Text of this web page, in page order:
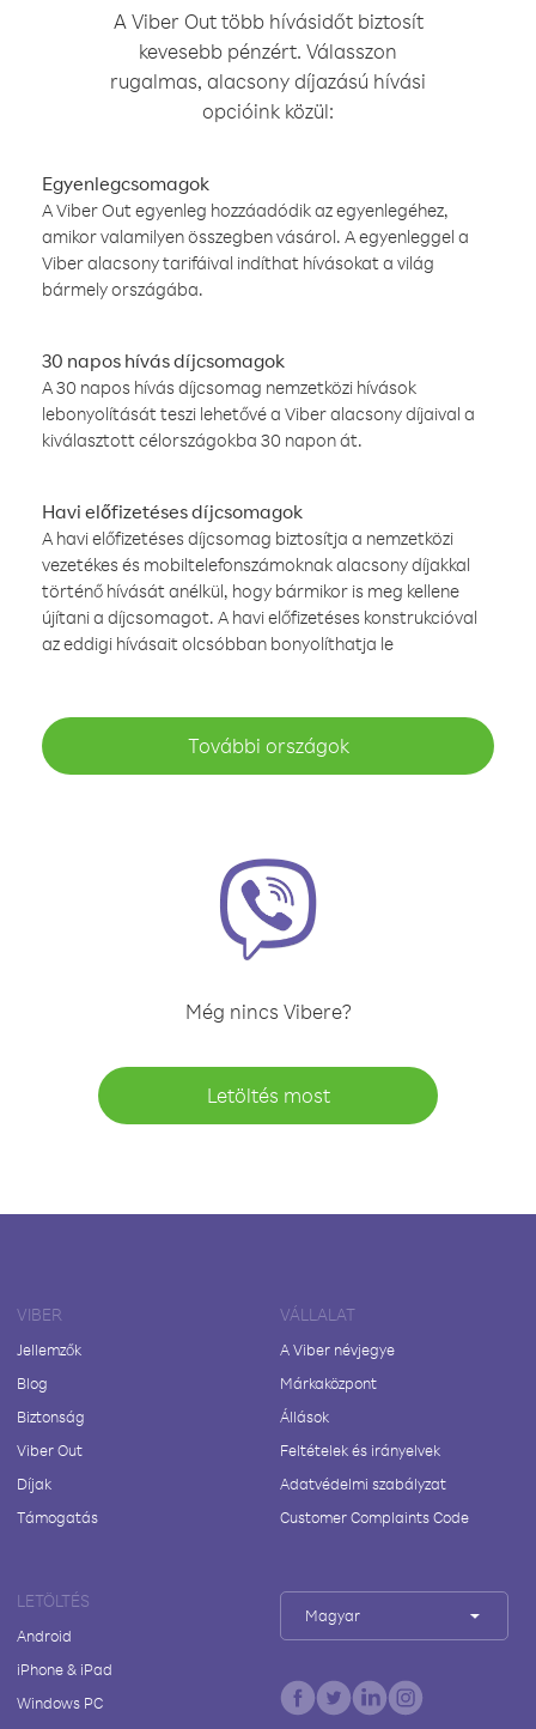
A Viber Out több hívásidőt biztosít
kevesebb pénzért. Válasszon
rugalmas, alacsony díjazású hívási
opcióink közül:
Egyenlegcsomagok
A Viber Out egyenleg hozzáadódik az egyenlegéhez,
amikor valamilyen összegben vásárol. A egyenleggel a
Viber alacsony tarifáival indíthat hívásokat a világ
bármely országába.
30 napos hívás díjcsomagok
A 30 napos hívás díjcsomag nemzetközi hívások
lebonyolítását teszi lehetővé a Viber alacsony díjaival a
kiválasztott célországokba 30 napon át.
Havi előfizetéses díjcsomagok
A havi előfizetéses díjcsomag biztosítja a nemzetközi
vezetékes és mobiltelefonszámoknak alacsony díjakkal
történő hívását anélkül, hogy bármikor is meg kellene
újítani a díjcsomagot. A havi előfizetéses konstrukcióval
az eddigi hívásait olcsóbban bonyolíthatja le
További országok
Még nincs Vibere?
Letöltés most
VIBER
Jellemzők
Blog
Biztonság
Viber Out
Díjak
Támogatás
VÁLLALAT
A Viber névjegye
Márkaközpont
Állások
Feltételek és irányelvek
Adatvédelmi szabályzat
Customer Complaints Code
LETÖLTÉS
Android
iPhone & iPad
Windows PC
Magyar